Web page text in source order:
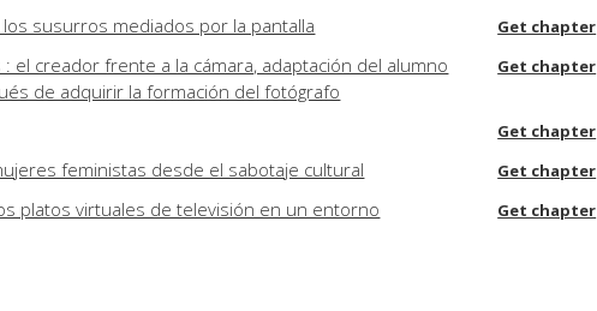
los susurros mediados por la pantalla Get chapter
el creador frente a la cámara, adaptación del alumno
de adquirir la formación del fotógrafo
Get chapter
Get chapter
feministas desde el sabotaje cultural Get chapter
platos virtuales de televisión en un entorno
Get chapter
mujeres periodistas a través de los documentales